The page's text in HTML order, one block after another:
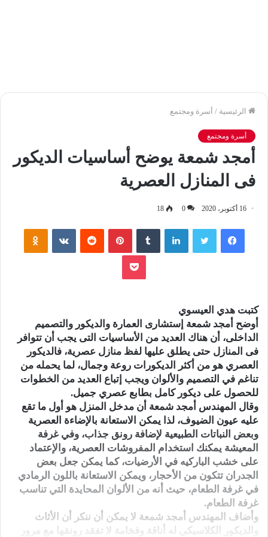
الرئيسية / أسرة ومجتمع
أسرة ومجتمع
أمجد شمعة يوضح أساسيات الديكور
فى المنازل العصرية
16 أكتوبر، 2020 0
18
فيسبوك تويتر لينكدإن بينتيريست
بوكيت
كتبت هدي العيسوي
أوضح أمجد شمعة إستشارى العمارة والديكور والتصميم
الداخلى، أن هناك العديد من الأساسيات التى يجب أن تتوافر
فى المنازل حتى يطلق عليها لفظ منازل عصرية، فالديكور
العصري هو من أكثر الديكورات روعة وجمال، لما يحمله من
تناغم في التصميم والألوان ويجب إتباع العديد من الخطوات
للحصول على ديكور كامل بطابع عصري جميل.
وقال المهندس أمجد شمعة أن مدخل المنزل هو أول ما تقع
عليه عيون الضيوف، لذا يمكن الاستعانة بالإضاءة العصرية
وبعض النباتات الطبيعية لإضافة رونق جذاب، وفي غرفة
المعيشة يمكنك استخدام المفروشات العصرية، والإعتماد
على خشب الباركيه في الأرضيات، كما يمكن جعل بعض
الجدران تتكون من الأحجار، ويمكن الاستعانة باللون الرمادي
في غرفة الطعام، حيث أنه من الألوان المحايدة التي تناسب
غرفة الطعام.
وأضاف المهندس أمجد شمعة لا يمكن أن ننكر أن الأثاث
والديكور الكلاسيكي له أناقة وفخامة لا تفقد رونقها مع مرور